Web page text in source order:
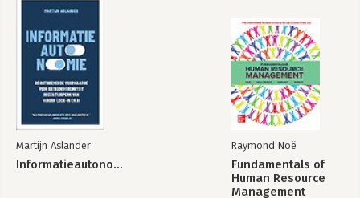
Martijn Aslander
Informatieautonomie
Raymond Noë
Fundamentals of
Human Resource
Management